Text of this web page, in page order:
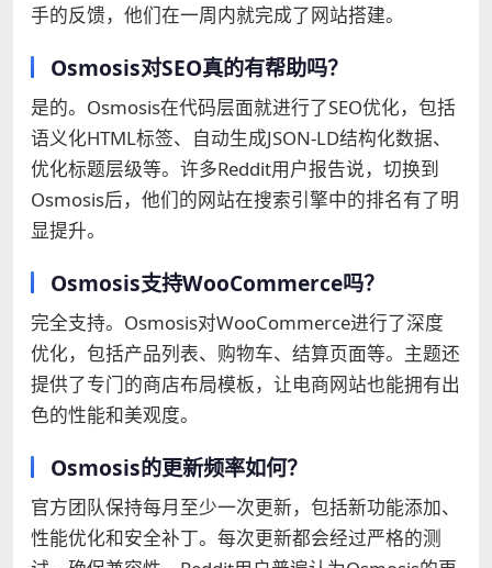
手的反馈，他们在一周内就完成了网站搭建。
Osmosis对SEO真的有帮助吗？
是的。Osmosis在代码层面就进行了SEO优化，包括
语义化HTML标签、自动生成JSON-LD结构化数据、
优化标题层级等。许多Reddit用户报告说，切换到
Osmosis后，他们的网站在搜索引擎中的排名有了明
显提升。
Osmosis支持WooCommerce吗？
完全支持。Osmosis对WooCommerce进行了深度
优化，包括产品列表、购物车、结算页面等。主题还
提供了专门的商店布局模板，让电商网站也能拥有出
色的性能和美观度。
Osmosis的更新频率如何？
官方团队保持每月至少一次更新，包括新功能添加、
性能优化和安全补丁。每次更新都会经过严格的测